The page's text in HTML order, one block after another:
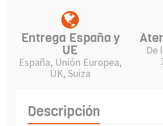
Entrega España y
UE
España, Unión Europea,
UK, Suiza
De
Descripción